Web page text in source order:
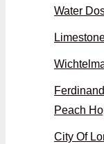
Water
Peach
City Of